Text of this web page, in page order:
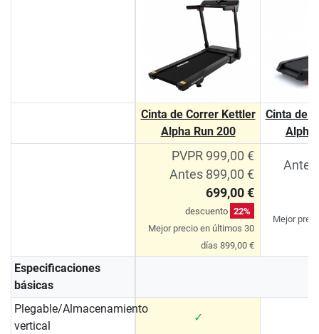
Cinta de Correr Kettler
Alpha Run 200
Cinta de
Alpha
PVPR 999,00 €
Antes 899,00 €
699,00 €
descuento 22%
Mejor precio en últimos 30
días 899,00 €
Antes
Mejor
Especificaciones
básicas
Plegable/Almacenamiento
vertical
✓